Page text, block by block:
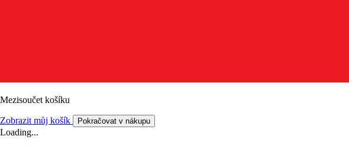
Mezisoučet košíku
Zobrazit můj košík Pokračovat v nákupu
Loading...